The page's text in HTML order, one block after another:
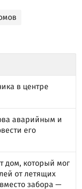
в центре
аварийным и
его
дом, который мог
от летящих
забора —